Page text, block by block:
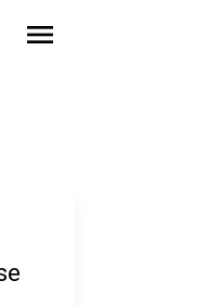
menu